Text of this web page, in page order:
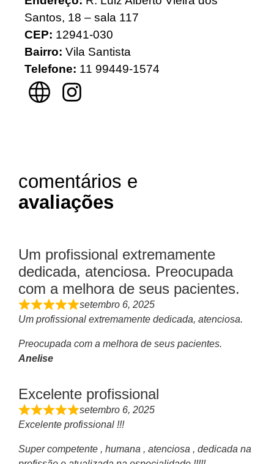
Santos, 18 – sala 117
CEP: 12941-030
Bairro: Vila Santista
Telefone: 11 99449-1574
comentários e
avaliações
Um profissional extremamente
dedicada, atenciosa. Preocupada
com a melhora de seus pacientes.
setembro 6, 2025
Um profissional extremamente dedicada, atenciosa.
Preocupada com a melhora de seus pacientes.
Anelise
Excelente profissional
setembro 6, 2025
Excelente profissional !!!
Super competente , humana , atenciosa , dedicada na